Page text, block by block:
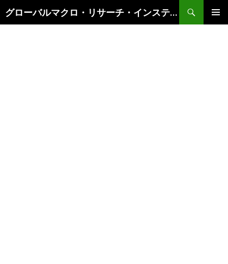
グローバルマクロ・リサーチ・インスティテュート
索